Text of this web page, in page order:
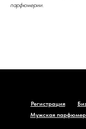
парфюмерии.
Регистрация
Мужская